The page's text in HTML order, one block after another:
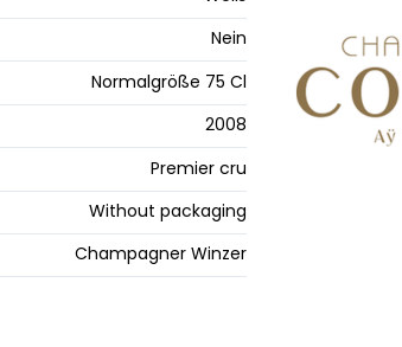
Nein
Normalgröße 75 Cl
2008
Premier cru
Without packaging
Champagner Winzer